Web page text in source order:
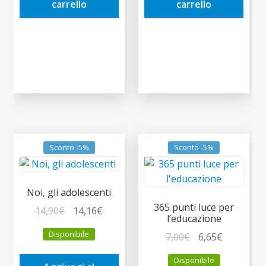
carrello
carrello
Sconto -5%
Noi, gli adolescenti
14,90€
prezzo
originale
era:
14,16€
è:
Disponibile
Sconto -5%
365 punti luce per
l’educazione
7,00€
prezzo
6,65€Il
Disponibile